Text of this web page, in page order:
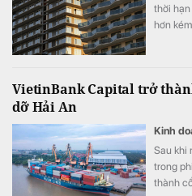
thời
hơn
VietinBank Capital trở
dỡ Hải An
Kinh
Sau khi
trong
thành